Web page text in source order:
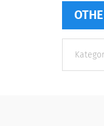
categories